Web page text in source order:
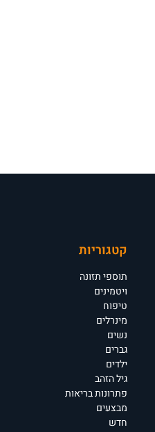
קטגוריות
תוספי תזונה
ויטמינים
טיפוח
מינרלים
נשים
גברים
ילדים
גיל הזהב
פתרונות בריאות
מבצעים
חדש